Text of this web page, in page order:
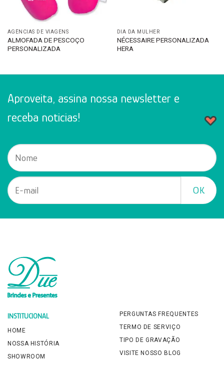
AGÊNCIAS DE VIAGENS
ALMOFADA DE PESCOÇO
PERSONALIZADA
DIA DA MULHER
NÉCESSAIRE PERSONALIZADA
HERA
Aproveita, assina nossa newsletter e
receba noticias!
INSTITUCIONAL
HOME
NOSSA HISTÓRIA
SHOWROOM
PERGUNTAS FREQUENTES
TERMO DE SERVIÇO
TIPO DE GRAVAÇÃO
VISITE NOSSO BLOG